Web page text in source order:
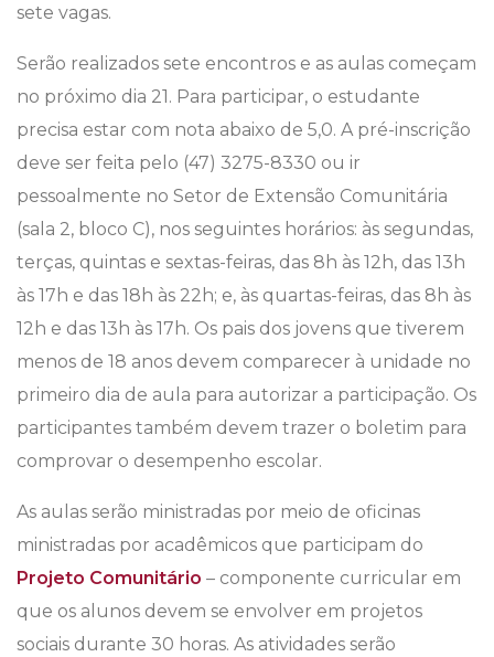
sete vagas.
Serão realizados sete encontros e as aulas começam
no próximo dia 21. Para participar, o estudante
precisa estar com nota abaixo de 5,0. A pré-inscrição
deve ser feita pelo (47) 3275-8330 ou ir
pessoalmente no Setor de Extensão Comunitária
(sala 2, bloco C), nos seguintes horários: às segundas,
terças, quintas e sextas-feiras, das 8h às 12h, das 13h
às 17h e das 18h às 22h; e, às quartas-feiras, das 8h às
12h e das 13h às 17h. Os pais dos jovens que tiverem
menos de 18 anos devem comparecer à unidade no
primeiro dia de aula para autorizar a participação. Os
participantes também devem trazer o boletim para
comprovar o desempenho escolar.
As aulas serão ministradas por meio de oficinas
ministradas por acadêmicos que participam do
Projeto Comunitário – componente curricular em
que os alunos devem se envolver em projetos
sociais durante 30 horas. As atividades serão